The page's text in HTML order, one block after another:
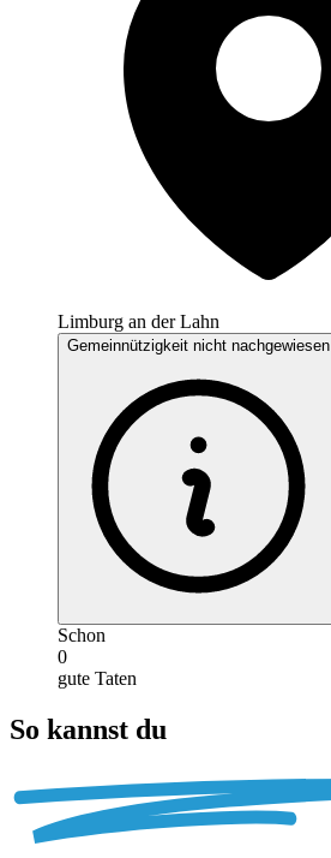
Limburg an der Lahn
Gemeinnützigkeit nicht nachgewiesen
Schon
0
gute Taten
So kannst du